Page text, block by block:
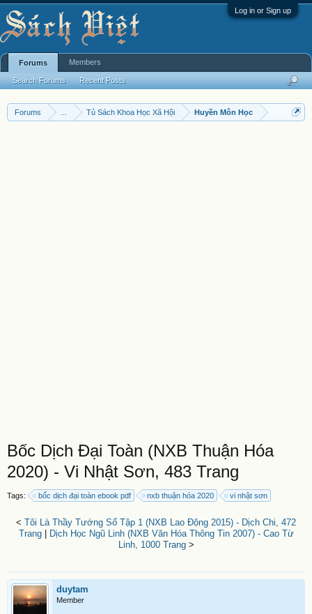
Log in or Sign up
Forums Tủ Sách Khoa Học Xã Hội Huyền Môn Học
Bốc Dịch Đại Toàn (NXB Thuận Hóa
2020) - Vi Nhật Sơn, 483 Trang
Tags: bốc dịch đại toàn ebook pdf nxb thuận hóa 2020 vi nhật sơn
< Tôi Là Thầy Tướng Số Tập 1 (NXB Lao Động 2015) - Dịch Chi, 472
Trang|
Dịch Học Ngũ Linh (NXB Văn Hóa Thông Tin 2007) - Cao Từ
Linh, 1000 Trang>
duytam
Member
Forums
Search Forums Recent Posts
Members